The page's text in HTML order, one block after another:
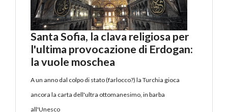
Santa Sofia, la clava religiosa per
l'ultima provocazione di Erdogan:
la vuole moschea
A un anno dal colpo di stato (farlocco?) la Turchia gioca
ancora la carta dell'ultra ottomanesimo, in barba
all'Unesco